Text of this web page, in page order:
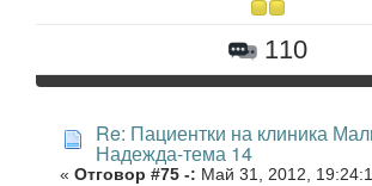
110
Re: Пациентки на клиника
Надежда-тема 14
« Отговор #75 -: Май 31, 2012,